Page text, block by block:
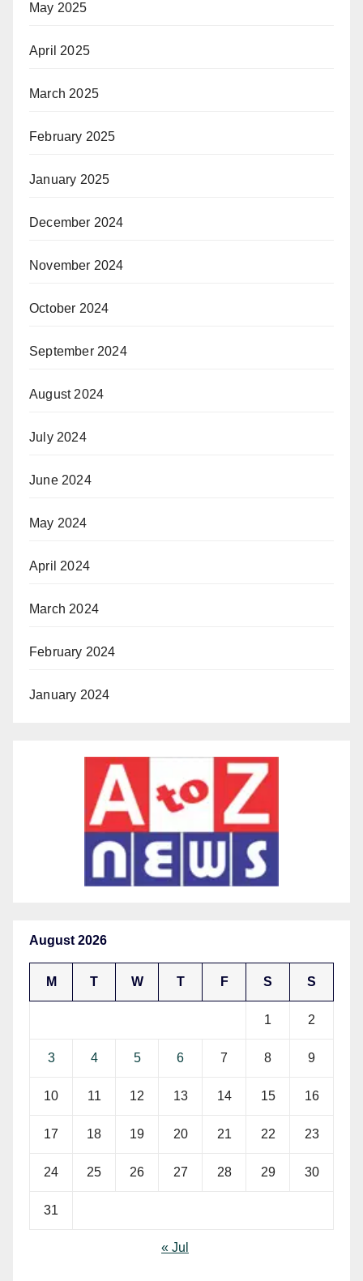
May 2025
April 2025
March 2025
February 2025
January 2025
December 2024
November 2024
October 2024
September 2024
August 2024
July 2024
June 2024
May 2024
April 2024
March 2024
February 2024
January 2024
August 2026
M T W T F S S
1 2
3 4 5 6 7 8 9
10 11 12 13 14 15 16
17 18 19 20 21 22 23
24 25 26 27 28 29 30
31
« Jul